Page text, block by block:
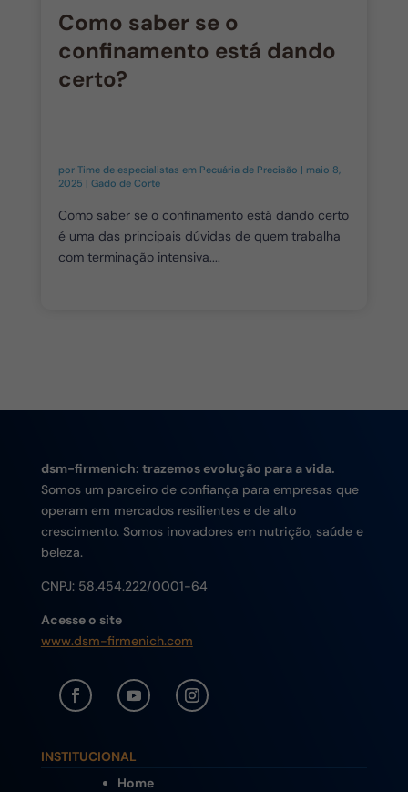
Como saber se o
confinamento está dando
certo?
por Time de especialistas em Pecuária de Precisão | maio 8,
2025 | Gado de Corte
Como saber se o confinamento está dando certo
é uma das principais dúvidas de quem trabalha
com terminação intensiva....
dsm-firmenich: trazemos evolução para a vida.
Somos um parceiro de confiança para empresas que
operam em mercados resilientes e de alto
crescimento. Somos inovadores em nutrição, saúde e
beleza.
CNPJ: 58.454.222/0001-64
Acesse o site
www.dsm-firmenich.com
INSTITUCIONAL
Home